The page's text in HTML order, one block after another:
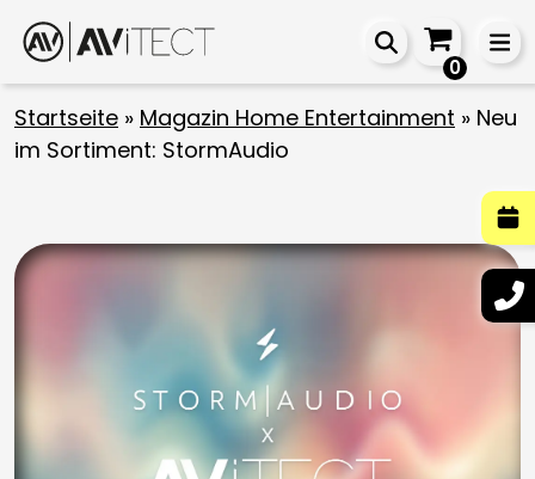
0
Startseite » Magazin Home Entertainment » Neu
im Sortiment: StormAudio